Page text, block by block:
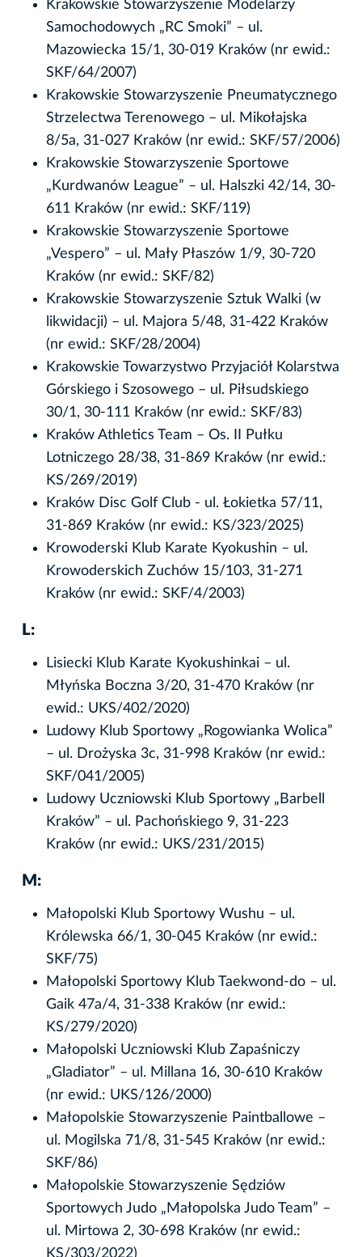
Krakowskie Stowarzyszenie Modelarzy
Samochodowych „RC Smoki” – ul.
Mazowiecka 15/1, 30-019 Kraków (nr ewid.:
SKF/64/2007)
Krakowskie Stowarzyszenie Pneumatycznego
Strzelectwa Terenowego – ul. Mikołajska
8/5a, 31-027 Kraków (nr ewid.: SKF/57/2006)
Krakowskie Stowarzyszenie Sportowe
„Kurdwanów League” – ul. Halszki 42/14, 30-
611 Kraków (nr ewid.: SKF/119)
Krakowskie Stowarzyszenie Sportowe
„Vespero” – ul. Mały Płaszów 1/9, 30-720
Kraków (nr ewid.: SKF/82)
Krakowskie Stowarzyszenie Sztuk Walki (w
likwidacji) – ul. Majora 5/48, 31-422 Kraków
(nr ewid.: SKF/28/2004)
Krakowskie Towarzystwo Przyjaciół Kolarstwa
Górskiego i Szosowego – ul. Piłsudskiego
30/1, 30-111 Kraków (nr ewid.: SKF/83)
Kraków Athletics Team – Os. II Pułku
Lotniczego 28/38, 31-869 Kraków (nr ewid.:
KS/269/2019)
Kraków Disc Golf Club - ul. Łokietka 57/11,
31-869 Kraków (nr ewid.: KS/323/2025)
Krowoderski Klub Karate Kyokushin – ul.
Krowoderskich Zuchów 15/103, 31-271
Kraków (nr ewid.: SKF/4/2003)
L:
Lisiecki Klub Karate Kyokushinkai – ul.
Młyńska Boczna 3/20, 31-470 Kraków (nr
ewid.: UKS/402/2020)
Ludowy Klub Sportowy „Rogowianka Wolica”
– ul. Drożyska 3c, 31-998 Kraków (nr ewid.:
SKF/041/2005)
Ludowy Uczniowski Klub Sportowy „Barbell
Kraków” – ul. Pachońskiego 9, 31-223
Kraków (nr ewid.: UKS/231/2015)
M:
Małopolski Klub Sportowy Wushu – ul.
Królewska 66/1, 30-045 Kraków (nr ewid.:
SKF/75)
Małopolski Sportowy Klub Taekwond-do – ul.
Gaik 47a/4, 31-338 Kraków (nr ewid.:
KS/279/2020)
Małopolski Uczniowski Klub Zapaśniczy
„Gladiator” – ul. Millana 16, 30-610 Kraków
(nr ewid.: UKS/126/2000)
Małopolskie Stowarzyszenie Paintballowe –
ul. Mogilska 71/8, 31-545 Kraków (nr ewid.:
SKF/86)
Małopolskie Stowarzyszenie Sędziów
Sportowych Judo „Małopolska Judo Team” –
ul. Mirtowa 2, 30-698 Kraków (nr ewid.:
KS/303/2022)